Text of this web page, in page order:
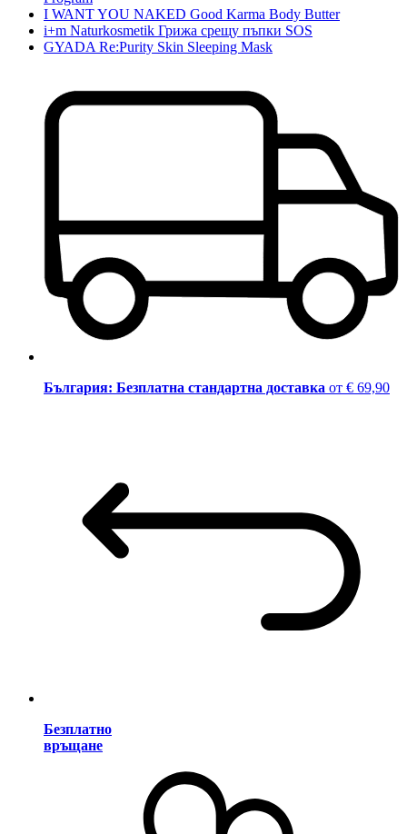
I WANT YOU NAKED Good Karma Body Butter
i+m Naturkosmetik Грижа срещу пъпки SOS
GYADA Re:Purity Skin Sleeping Mask
България: Безплатна стандартна доставка от € 69,90
Безплатно
връщане